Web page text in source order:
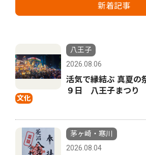
新着記事
文化
八王子
2026.08.06
活気で縁結ぶ 真夏
９日 八王子まつり
茅ヶ崎・寒川
2026.08.04